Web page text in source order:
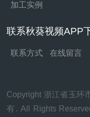
加工实例
联系秋葵视频APP
联系方式 在线留言
Copyright 浙江省玉环
有. All Rights